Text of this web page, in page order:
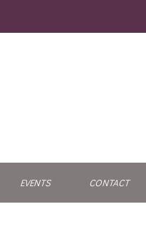
EVENTS CONTACT